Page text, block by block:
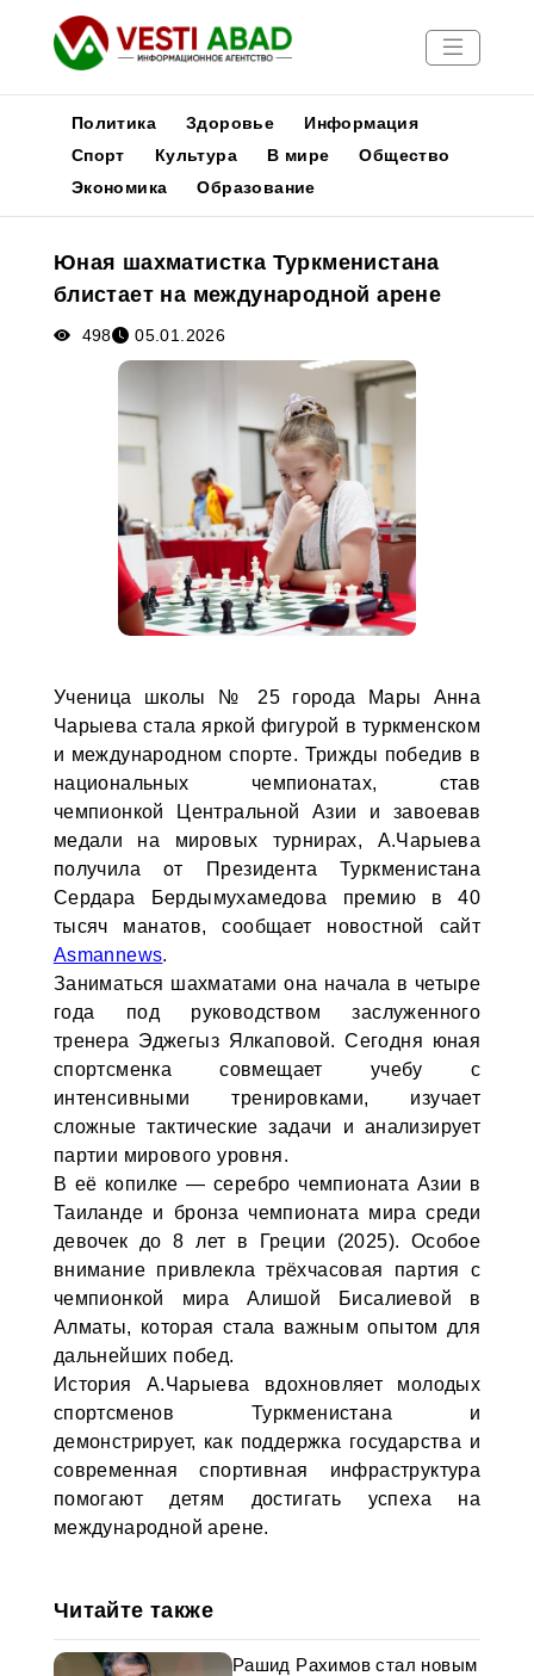
Новости
Медиа
Афиша
Политика Здоровье
Информация
Спорт
Культура В мире
Общество
Экономика
Образование
Юная шахматистка Туркменистана
блистает на международной арене
498 05.01.2026
Ученица школы № 25 города Мары Анна
Чарыева стала яркой фигурой в туркменском
и международном спорте. Трижды победив в
национальных чемпионатах, став
чемпионкой Центральной Азии и завоевав
медали на мировых турнирах, А.Чарыева
получила от Президента Туркменистана
Сердара Бердымухамедова премию в 40
тысяч манатов, сообщает новостной сайт
Asmannews.
Заниматься шахматами она начала в четыре
года под руководством заслуженного
тренера Эджегыз Ялкаповой. Сегодня юная
спортсменка совмещает учебу с
интенсивными тренировками, изучает
сложные тактические задачи и анализирует
партии мирового уровня.
В её копилке — серебро чемпионата Азии в
Таиланде и бронза чемпионата мира среди
девочек до 8 лет в Греции (2025). Особое
внимание привлекла трёхчасовая партия с
чемпионкой мира Алишой Бисалиевой в
Алматы, которая стала важным опытом для
дальнейших побед.
История А.Чарыева вдохновляет молодых
спортсменов Туркменистана и
демонстрирует, как поддержка государства и
современная спортивная инфраструктура
помогают детям достигать успеха на
международной арене.
Читайте также
Рашид Рахимов стал новым